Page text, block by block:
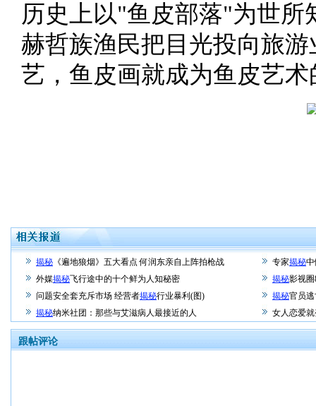
历史上以"鱼皮部落"为世
赫哲族渔民把目光投向旅
艺，鱼皮画就成为鱼皮艺
揭秘 《遍地狼烟》五大看点 何润东亲自上阵拍枪战 专家揭秘中
外媒揭秘飞行途中的十个鲜为人知秘密 揭秘影视
问题安全套充斥市场 经营者揭秘行业暴利(图) 揭秘官员
揭秘纳米社团：那些与艾滋病人最接近的人 女人恋爱
跟帖评论